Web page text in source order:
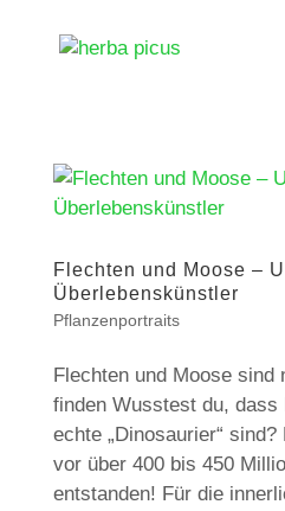
Flechten und Moose –
Überlebenskünstler
Pflanzenportraits
Flechten und Moose sind
finden Wusstest du, dass
echte „Dinosaurier“
vor über 400 bis 450
entstanden! Für die